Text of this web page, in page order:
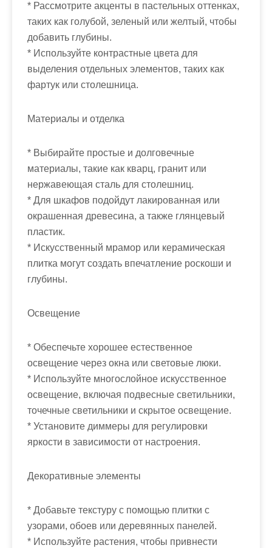
* Рассмотрите акценты в пастельных оттенках,
таких как голубой, зеленый или желтый, чтобы
добавить глубины.
* Используйте контрастные цвета для
выделения отдельных элементов, таких как
фартук или столешница.
Материалы и отделка
* Выбирайте простые и долговечные
материалы, такие как кварц, гранит или
нержавеющая сталь для столешниц.
* Для шкафов подойдут лакированная или
окрашенная древесина, а также глянцевый
пластик.
* Искусственный мрамор или керамическая
плитка могут создать впечатление роскоши и
глубины.
Освещение
* Обеспечьте хорошее естественное
освещение через окна или световые люки.
* Используйте многослойное искусственное
освещение, включая подвесные светильники,
точечные светильники и скрытое освещение.
* Установите диммеры для регулировки
яркости в зависимости от настроения.
Декоративные элементы
* Добавьте текстуру с помощью плитки с
узорами, обоев или деревянных панелей.
* Используйте растения, чтобы привнести